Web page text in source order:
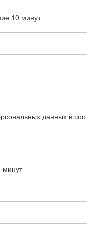
10 минут
данных в
минут